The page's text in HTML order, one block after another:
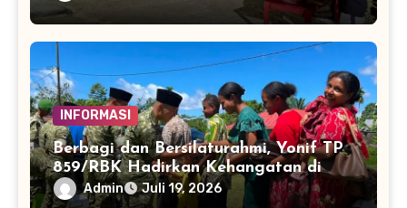
INFORMASI
Berbagi dan Bersilaturahmi, Yonif TP
859/RBK Hadirkan Kehangatan di
Supiori
Admin Juli 19, 2026